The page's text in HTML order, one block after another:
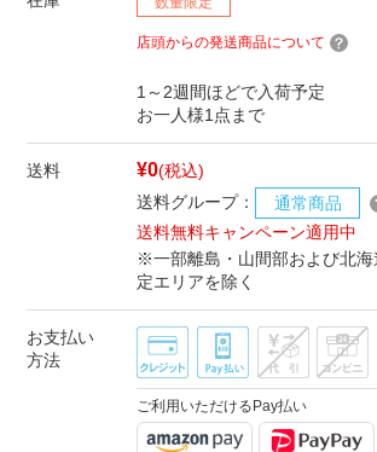
店頭からの発送商品について
1～2週間ほどで入荷予定
お一人様1点まで
送料 ¥0(税込)
送料グループ：
通常商品
送料無料キャンペーン適用中
※一部離島・山間部および北
定エリアを除く
お支払い
方法
ご利用いただけるPay払い